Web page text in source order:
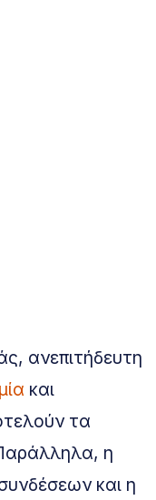
ανεπιτήδευτη
και
τα
η
και η